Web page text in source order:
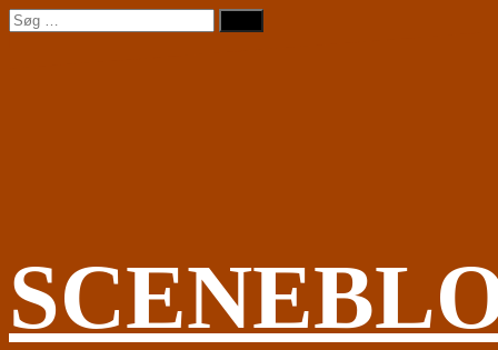
Videre
til
Søg
efter: